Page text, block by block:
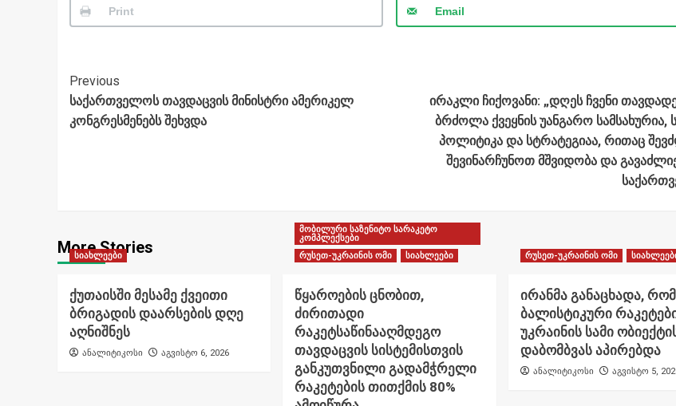
Print Email
Post
Navigation
Previous
საქართველოს თავდაცვის მინისტრი ამერიკელ
კონგრესმენებს შეხვდა
ირაკლი ჩიქოვანი: „დღეს ჩვენი
ბრძოლა ქვეყნის უანგარო სამსახურია,
პოლიტიკა და სტრატეგიაა, რითაც
შევინარჩუნოთ მშვიდობა და
More Stories
სიახლეები
ქუთაისში მესამე ქვეითი
ბრიგადის დაარსების დღე
აღნიშნეს
ანალიტიკოსი აგვისტო 6, 2026
მობილური საზენიტო სარაკეტო
კომპლექსები
რუსეთ-უკრაინის ომი
სიახლეები
წყაროების ცნობით,
ძირითადი
რაკეტსაწინააღმდეგო
თავდაცვის სისტემისთვის
განკუთვნილი გადამჭრელი
რაკეტების თითქმის 80%
რუსეთ-უკრაინის ომი
ირანმა განაცხადა, რომ
ბალისტიკური
უკრაინის სამი
დაბომბვას აპირებდა
ანალიტიკოსი აგვისტო 5,